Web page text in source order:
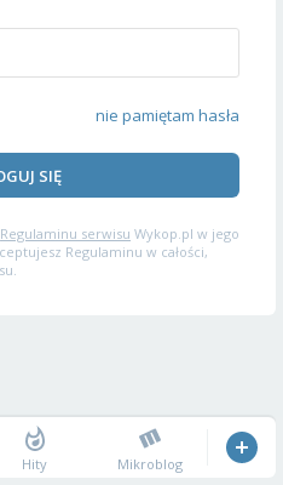
nie pamiętam hasła
SIĘ
Regulaminu serwisu Wykop.pl w jego
Regulaminu w całości,
Hity Mikroblog